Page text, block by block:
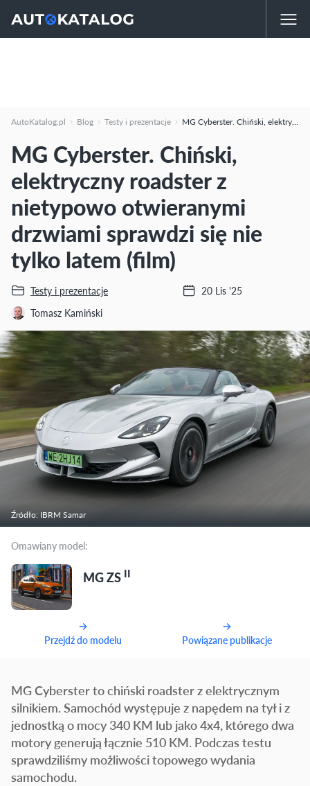
AutoKatalog.pl Blog Testy i prezentacje MG Cyberster. Chiński, elektryczny roadster z nietypowo otwieranymi drzwiami sprawdzi się nie tylko latem (film)
MG Cyberster. Chiński,
elektryczny roadster z
nietypowo otwieranymi
drzwiami sprawdzi się nie
tylko latem (film)
Testy i prezentacje
Tomasz Kamiński
20 Lis '25
Źródło: IBRM Samar
Omawiany model:
MG ZS II
Przejdź do modelu Powiązane publikacje
MG Cyberster to chiński roadster z elektrycznym
silnikiem. Samochód występuje z napędem na tył i z
jednostką o mocy 340 KM lub jako 4x4, którego dwa
motory generują łącznie 510 KM. Podczas testu
sprawdziliśmy możliwości topowego wydania
samochodu.